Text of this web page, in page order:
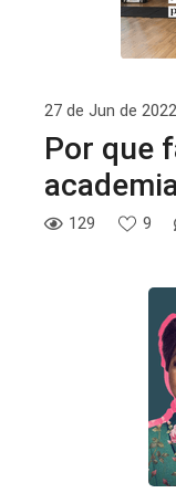
27 de Jun de 2022
Por que
129 9